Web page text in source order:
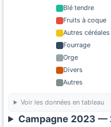
Blé tendre
Fruits à coque
Autres céréales
Fourrage
Orge
Divers
Autres
Voir les données en tableau
Campagne 2023 —